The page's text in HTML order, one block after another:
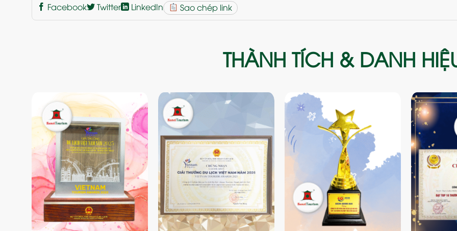
Facebook
Twitter LinkedIn Sao chép link
THÀNH TÍCH & DANH